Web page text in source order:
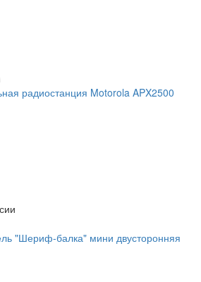
радиостанция Motorola APX2500
"Шериф-балка" мини двусторонняя